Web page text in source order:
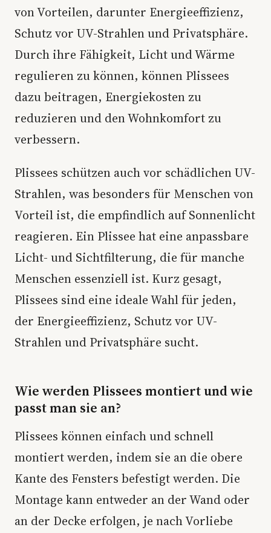
von Vorteilen, darunter Energieeffizienz,
Schutz vor UV-Strahlen und Privatsphäre.
Durch ihre Fähigkeit, Licht und Wärme
regulieren zu können, können Plissees
dazu beitragen, Energiekosten zu
reduzieren und den Wohnkomfort zu
verbessern.
Plissees schützen auch vor schädlichen UV-
Strahlen, was besonders für Menschen von
Vorteil ist, die empfindlich auf Sonnenlicht
reagieren. Ein Plissee hat eine anpassbare
Licht- und Sichtfilterung, die für manche
Menschen essenziell ist. Kurz gesagt,
Plissees sind eine ideale Wahl für jeden,
der Energieeffizienz, Schutz vor UV-
Strahlen und Privatsphäre sucht.
Wie werden Plissees montiert und wie
passt man sie an?
Plissees können einfach und schnell
montiert werden, indem sie an die obere
Kante des Fensters befestigt werden. Die
Montage kann entweder an der Wand oder
an der Decke erfolgen, je nach Vorliebe